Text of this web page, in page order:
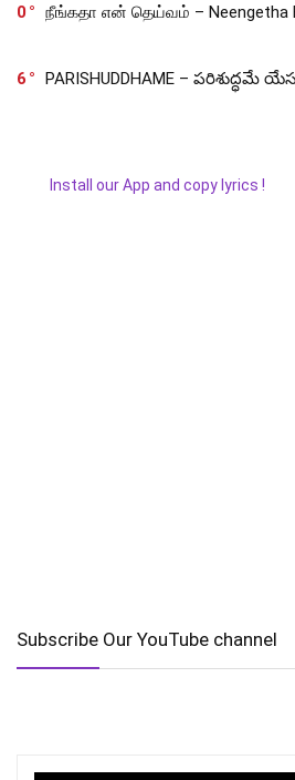
0 நீங்கதா என் தெய்வம் – Neengetha
6 PARISHUDDHAME – పరిశుద్ధమే
Install our App and copy lyrics !
Subscribe Our YouTube channel